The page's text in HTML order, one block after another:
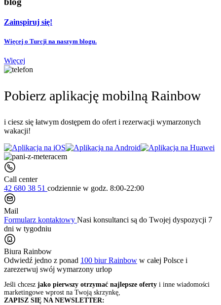
Zainspiruj się!
Więcej o Turcji na naszym blogu.
Więcej
Pobierz aplikację mobilną Rainbow
i ciesz się łatwym dostępem do ofert i rezerwacji wymarzonych
wakacji!
Call center
42 680 38 51 codziennie w godz. 8:00-22:00
Mail
Formularz kontaktowy Nasi konsultanci są do Twojej dyspozycji 7
dni w tygodniu
Biura Rainbow
Odwiedź jedno z ponad 100 biur Rainbow w całej Polsce i
zarezerwuj swój wymarzony urlop
Jeśli chcesz jako pierwszy otrzymać najlepsze oferty i inne wiadomości
marketingowe wprost na Twoją skrzynkę,
ZAPISZ SIĘ NA NEWSLETTER: